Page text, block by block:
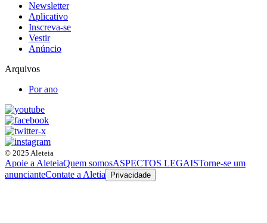
Newsletter
Aplicativo
Inscreva-se
Vestir
Anúncio
Arquivos
Por ano
© 2025 Aleteia
Apoie a AleteiaQuem somosASPECTOS LEGAISTorne-se um
anuncianteContate a Aletia Privacidade